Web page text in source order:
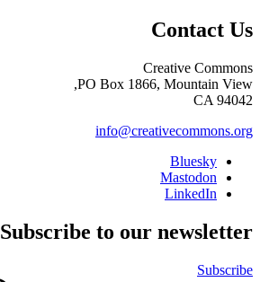
Contact Us
Creative Commons
PO Box 1866, Mountain View,
CA 94042
info@creativecommons.org
Bluesky
Mastodon
LinkedIn
Subscribe to our newsletter
Subscribe